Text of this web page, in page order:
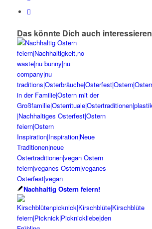
Das könnte Dich auch interessieren
Nachhaltig Ostern feiern!